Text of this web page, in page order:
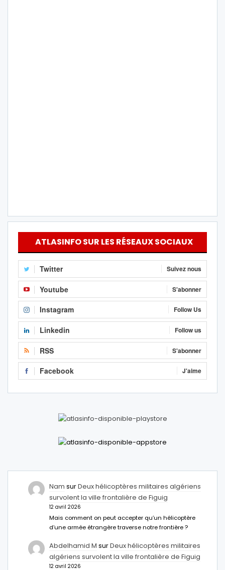
ATLASINFO SUR LES RÉSEAUX SOCIAUX
Twitter Suivez nous
Youtube S'abonner
Instagram Follow Us
Linkedin Follow us
RSS S'abonner
Facebook J'aime
Nam surDeux hélicoptères militaires algériens
survolent la ville frontalière de Figuig
12 avril 2026
Mais comment on peut accepter qu’un hélicoptère
d’une armée étrangère traverse notre frontière ?
Abdelhamid M surDeux hélicoptères militaires
algériens survolent la ville frontalière de Figuig
12 avril 2026